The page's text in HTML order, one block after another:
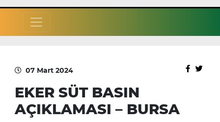
07 Mart 2024
EKER SÜT BASIN
AÇIKLAMASI – BURSA